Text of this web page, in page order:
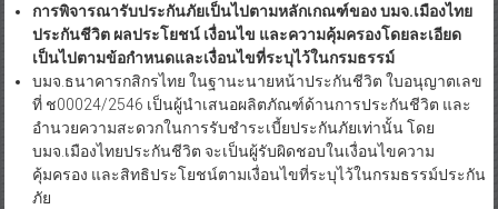
การพิจารณารับประกันภัยเป็นไปตามหลักเกณฑ์ของ บมจ.เมืองไทย
ประกันชีวิต ผลประโยชน์ เงื่อนไข และความคุ้มครองโดยละเอียด
เป็นไปตามข้อกำหนดและเงื่อนไขที่ระบุไว้ในกรมธรรม์
บมจ.ธนาคารกสิกรไทย ในฐานะนายหน้าประกันชีวิต ใบอนุญาตเลข
ที่ ช00024/2546 เป็นผู้นำเสนอผลิตภัณฑ์ด้านการประกันชีวิต และ
อำนวยความสะดวกในการรับชำระเบี้ยประกันภัยเท่านั้น โดย
บมจ.เมืองไทยประกันชีวิต จะเป็นผู้รับผิดชอบในเงื่อนไขความ
คุ้มครอง และสิทธิประโยชน์ตามเงื่อนไขที่ระบุไว้ในกรมธรรม์ประกัน
ภัย